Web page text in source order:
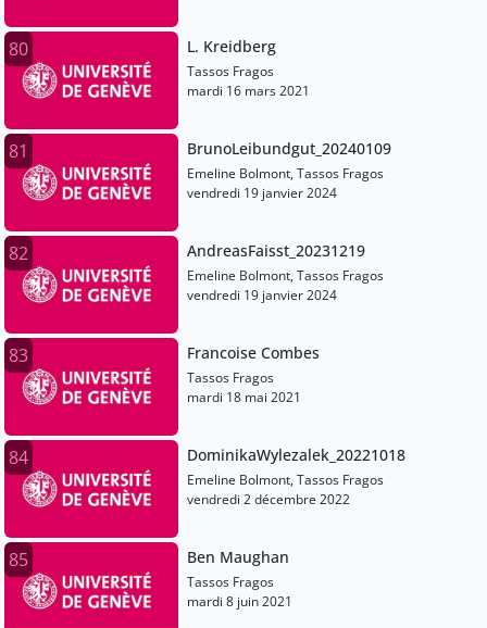
80 L. Kreidberg
Tassos Fragos
mardi 16 mars 2021
81 BrunoLeibundgut_20240109
Emeline Bolmont, Tassos Fragos
vendredi 19 janvier 2024
82 AndreasFaisst_20231219
Emeline Bolmont, Tassos Fragos
vendredi 19 janvier 2024
83 Francoise Combes
Tassos Fragos
mardi 18 mai 2021
84 DominikaWylezalek_20221018
Emeline Bolmont, Tassos Fragos
vendredi 2 décembre 2022
85 Ben Maughan
Tassos Fragos
mardi 8 juin 2021